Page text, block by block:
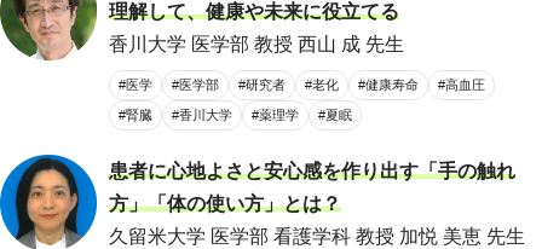
理解して、健康や未来に役立てる
香川大学 医学部 教授 西山 成 先生
#医学 #医学部 #研究者 #老化 #健康寿命 #高血圧
#腎臓 #香川大学 #薬理学 #夏眠
患者に心地よさと安心感を作り出す「手の触れ
方」「体の使い方」とは？
久留米大学 医学部 看護学科 教授 加悦 美恵 先生